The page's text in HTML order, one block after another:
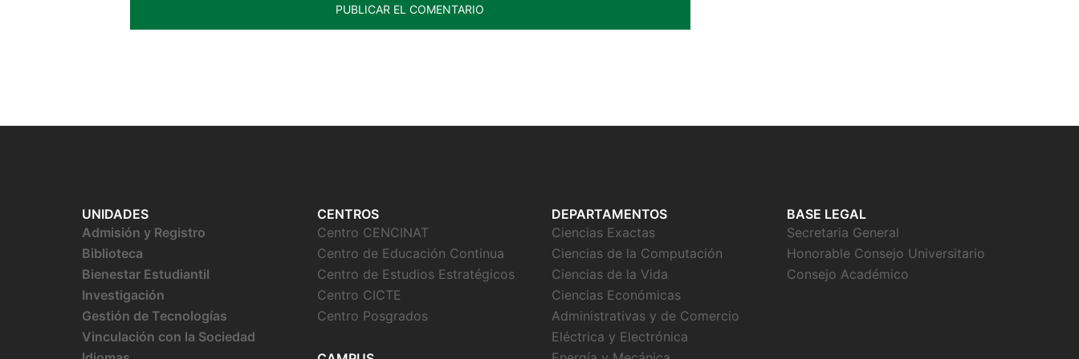
UNIDADES
Admisión y Registro
Biblioteca
Bienestar Estudiantil
Investigación
Gestión de Tecnologías
Vinculación con la Sociedad
CENTROS
Centro CENCINAT
Centro de Educación Continua
Centro de Estudios Estratégicos
Centro CICTE
Centro Posgrados
DEPARTAMENTOS
Ciencias Exactas
Ciencias de la Computación
Ciencias de la Vida
Ciencias Económicas
Administrativas y de Comercio
Eléctrica y Electrónica
BASE LEGAL
Secretaria General
Honorable Consejo Universitario
Consejo Académico